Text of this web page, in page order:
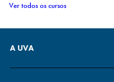
Ver todos os cursos
A UVA